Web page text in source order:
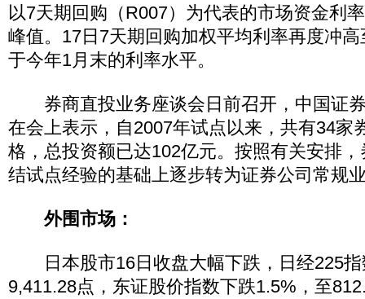
以7天期回购（R007）为代表的市场资金利
峰值。17日7天期回购加权平均利率再度冲
于今年1月末的利率水平。
券商直投业务座谈会日前召开，中国证
在会上表示，自2007年试点以来，共有34家
格，总投资额已达102亿元。按照有关安排
结试点经验的基础上逐步转为证券公司常规
外围市场：
日本股市16日收盘大幅下跌，日经225指
9,411.28点，东证股价指数下跌1.5%，至